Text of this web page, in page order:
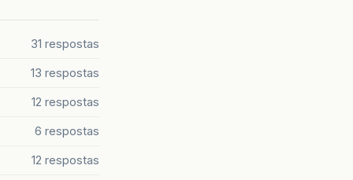
31 respostas
13 respostas
12 respostas
6 respostas
12 respostas